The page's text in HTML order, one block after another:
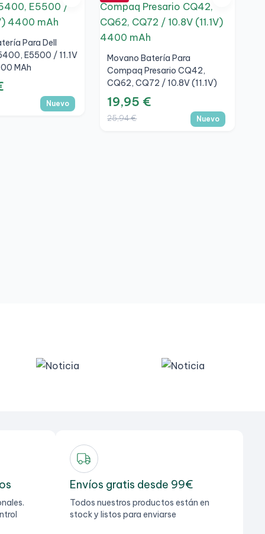
Para Dell
E5500 / 11.1V
MAh
Nuevo
Movano Batería Para
Compaq Presario CQ42,
CQ62, CQ72 / 10.8V (11.1V)
4400 MAh
19,95 €
25,94 € Nuevo
Envíos gratis desde 99€
Todos nuestros productos están en
stock y listos para enviarse